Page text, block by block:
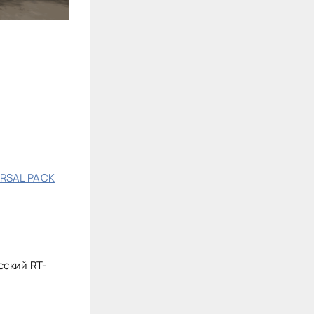
PACK
RT-